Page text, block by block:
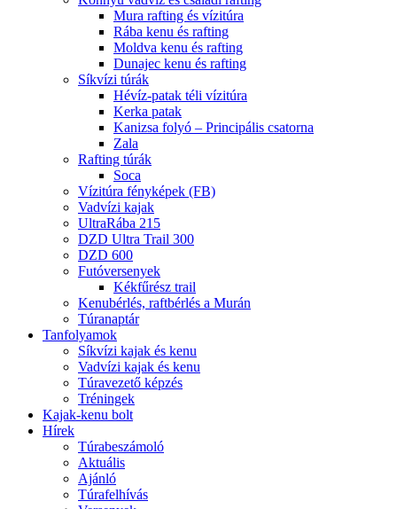
Mura rafting és vízitúra
Rába kenu és rafting
Moldva kenu és rafting
Dunajec kenu és rafting
Síkvízi túrák
Hévíz-patak téli vízitúra
Kerka patak
Kanizsa folyó – Principális csatorna
Zala
Rafting túrák
Soca
Vízitúra fényképek (FB)
Vadvízi kajak
UltraRába 215
DZD Ultra Trail 300
DZD 600
Futóversenyek
Kékfűrész trail
Kenubérlés, raftbérlés a Murán
Túranaptár
Tanfolyamok
Síkvízi kajak és kenu
Vadvízi kajak és kenu
Túravezető képzés
Tréningek
Kajak-kenu bolt
Hírek
Túrabeszámoló
Aktuális
Ajánló
Túrafelhívás